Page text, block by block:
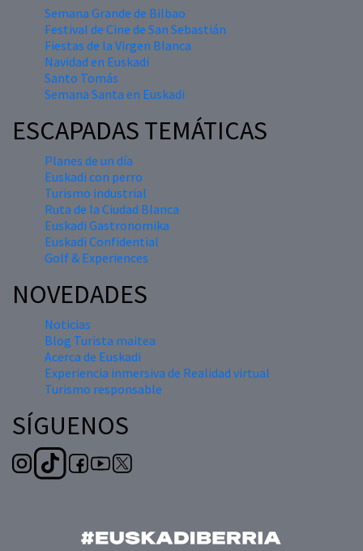
Semana Grande de Bilbao
Festival de Cine de San Sebastián
Fiestas de la Virgen Blanca
Navidad en Euskadi
Santo Tomás
Semana Santa en Euskadi
ESCAPADAS TEMÁTICAS
Planes de un día
Euskadi con perro
Turismo industrial
Ruta de la Ciudad Blanca
Euskadi Gastronomika
Euskadi Confidential
Golf & Experiences
NOVEDADES
Noticias
Blog Turista maitea
Acerca de Euskadi
Experiencia inmersiva de Realidad virtual
Turismo responsable
SÍGUENOS